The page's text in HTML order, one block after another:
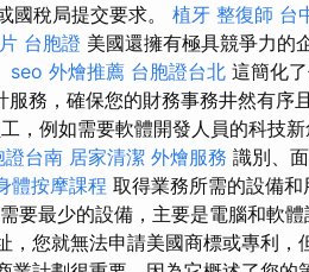
國稅局提交要求。 植牙 整復師 台
台胞證 美國還擁有極具競爭力的
seo 外燴推薦 台胞證台北 這簡化
務，確保您的財務事務井然有序
，例如需要軟體開發人員的科技
證台南 居家清潔 外燴服務 識別、
體按摩課程 取得業務所需的設備
要最少的設備，主要是電腦和軟
，您就無法申請美國商標或專利，